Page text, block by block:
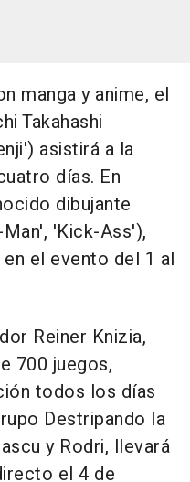
manga y anime, el
Takahashi
asistirá a la
días. En
dibujante
'Kick-Ass'),
el evento del 1 al
Reiner Knizia,
700 juegos,
todos los días
Destripando la
y Rodri, llevará
el 4 de